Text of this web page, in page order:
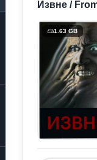
Извне /
1.63 GB